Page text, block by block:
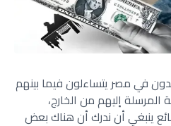
في مصر يتساءلون فيما بينهم
إليهم من الخارج،
ينبغي أن ندرك أن هناك بعض